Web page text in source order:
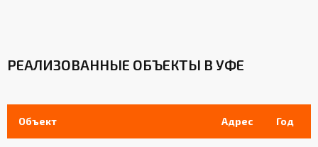
РЕАЛИЗОВАННЫЕ ОБЪЕКТЫ В УФЕ
Объект Адрес Год